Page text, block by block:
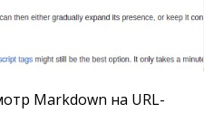
Markdown на URL-